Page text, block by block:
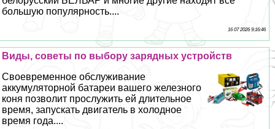
большую популярность....
16 07 2026 9:16:46
Виды, советы по выбору зарядных устройств
Своевременное обслуживание
аккумуляторной батареи вашего железного
коня позволит прослужить ей длительное
время, запускать двигатель в холодное
время года....